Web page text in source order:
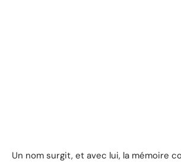
Un nom surgit, et avec lui, la mémoire